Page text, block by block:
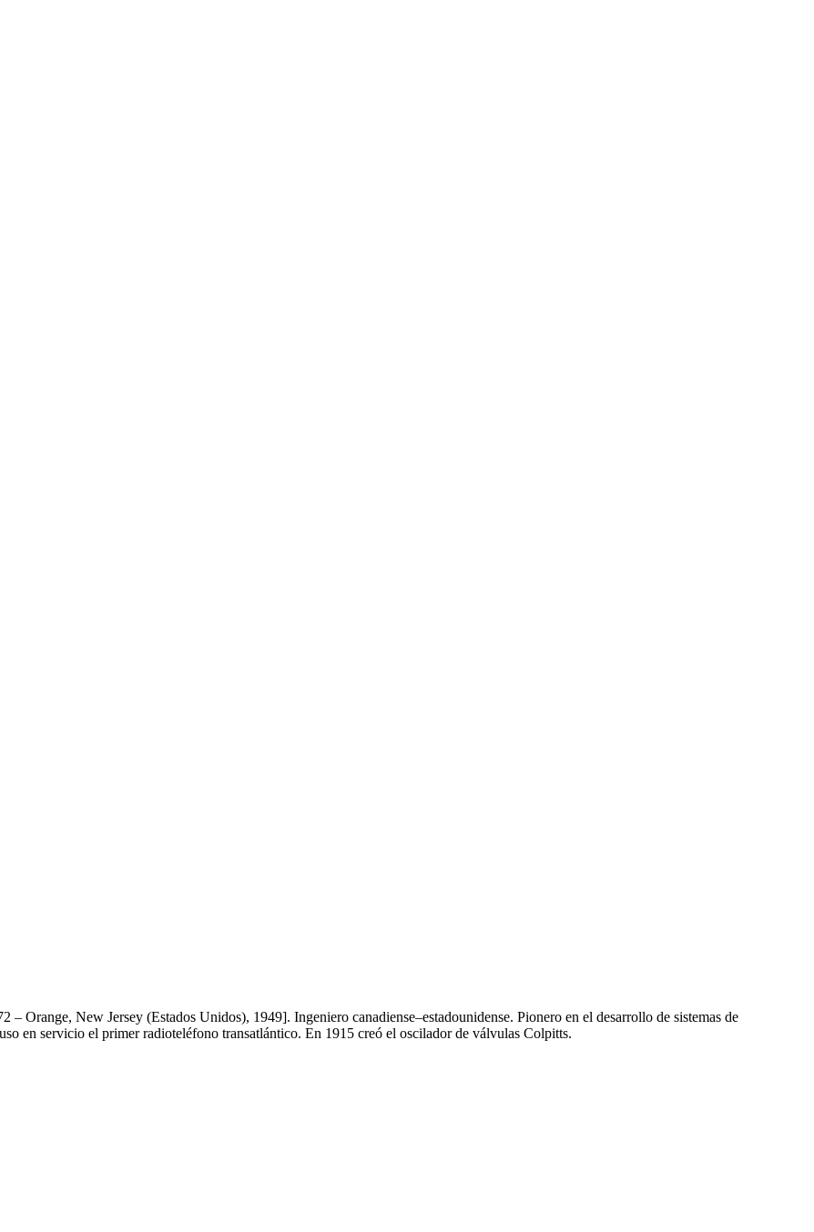
Orange, New Jersey (Estados Unidos), 1949]. Ingeniero canadiense–estadounidense. Pionero en el desarrollo de sistemas de
en servicio el primer radioteléfono transatlántico. En 1915 creó el oscilador de válvulas Colpitts.